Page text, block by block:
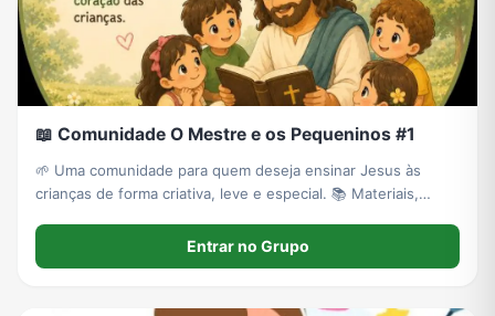
📖 Comunidade O Mestre e os Pequeninos #1
🌱 Uma comunidade para quem deseja ensinar Jesus às
crianças de forma criativa, leve e especial. 📚 Materiais,
Entrar no Grupo